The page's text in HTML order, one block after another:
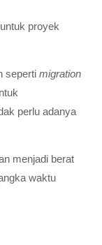
proyek
seperti migration
perlu adanya
menjadi berat
waktu